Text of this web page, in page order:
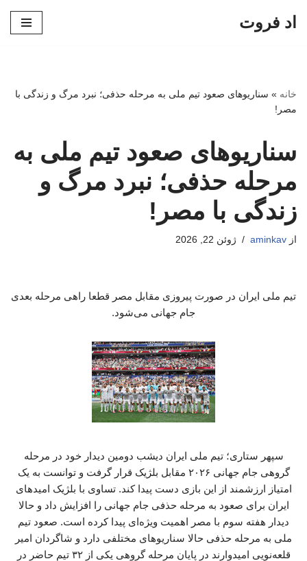
اد فروت
خانه » سناریوهای صعود تیم ملی به مرحله حذفی؛ نبرد مرگ و زندگی با
مصر!
سناریوهای صعود تیم ملی به
مرحله حذفی؛ نبرد مرگ و
زندگی با مصر!
از aminkav ژوئن 22, 2026
تیم ملی ایران در صورت پیروزی مقابل مصر قطعا راهی مرحله بعدی
جام جهانی می‌شود.
سپهر ستاری؛ تیم ملی ایران دیشب دومین دیدار خود در مرحله
گروهی جام جهانی ۲۰۲۶ مقابل بلژیک قرار گرفت و توانست به یک
امتیاز ارزشمند از این بازی دست پیدا کند. تساوی با بلژیک امیدهای
ایران برای صعود به مرحله حذفی جام جهانی را افزایش داد و حالا
دیدار هفته سوم با مصر اهمیت ویژه‌ای پیدا کرده است. صعود تیم
ملی به مرحله حذفی حالا سناریوهای مختلفی دارد و شاگردان امیر
قلعه‌نویی امیدوارند در پایان مرحله گروهی یکی از ۳۲ تیم حاضر در